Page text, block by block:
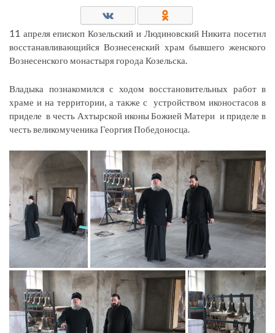
11 апреля епископ Козельский и Людиновский Никита посетил
восстанавливающийся Вознесенский храм бывшего женского
Вознесенского монастыря города Козельска.
Владыка познакомился с ходом восстановительных работ в
храме и на территории, а также с устройством иконостасов в
приделе в честь Ахтырской иконы Божией Матери и приделе в
честь великомученика Георгия Победоносца.